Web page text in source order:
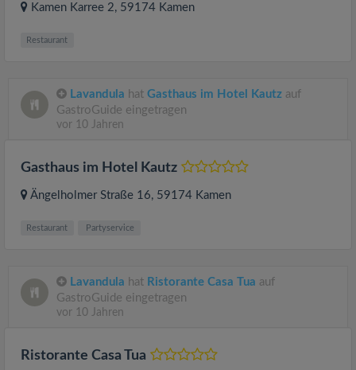
Kamen Karree 2, 59174 Kamen
Restaurant
Lavandula hat Gasthaus im Hotel Kautz auf
GastroGuide eingetragen
vor 10 Jahren
Gasthaus im Hotel Kautz
Ängelholmer Straße 16, 59174 Kamen
Restaurant Partyservice
Lavandula hat Ristorante Casa Tua auf
GastroGuide eingetragen
vor 10 Jahren
Ristorante Casa Tua